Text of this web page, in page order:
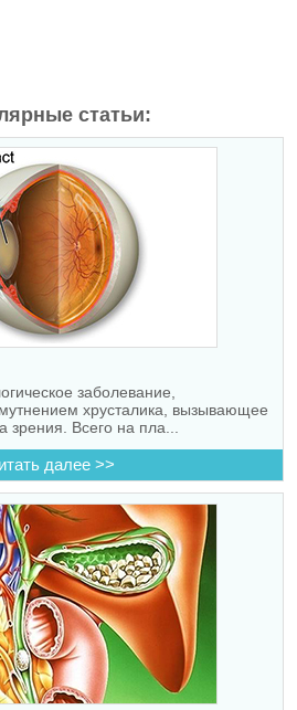
статьи:
заболевание,
хрусталика, вызывающее
зрения. Всего на пла...
далее >>